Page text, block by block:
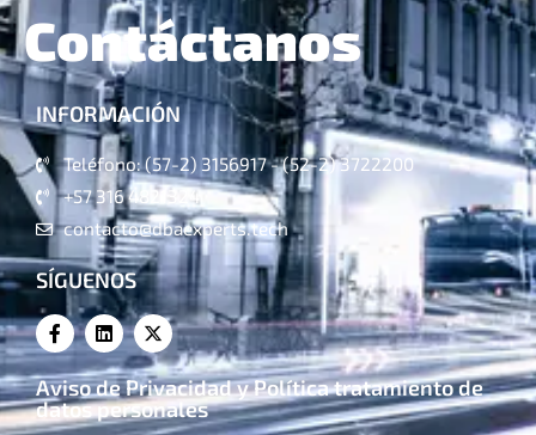
Contáctanos
INFORMACIÓN
Teléfono: (57-2) 3156917 - (52-2) 3722200
+57 316 4821324
contacto@dbaexperts.tech
SÍGUENOS
Aviso de Privacidad y Política tratamiento de
datos personales